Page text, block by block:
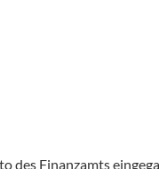
des Finanzamts